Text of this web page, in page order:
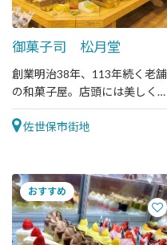
御菓子司 松月堂
創業明治38年、113年続く老舗
の和菓子屋。店頭には美しく色
鮮やかな和菓子が並びます。
佐世保市街地